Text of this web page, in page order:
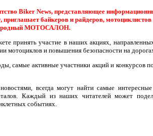
Biker News, представляющее
байкеров и райдеров,
МОТОСАЛОН.
принять участие в наших акциях,
мотоциклов и повышения безопасности на
самые активные участники акций и конкурсов
всегда могут найти самые
Каждый из наших читателей может
событиях.